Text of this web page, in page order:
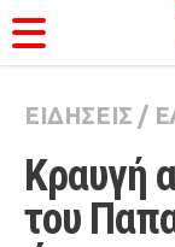
ΚΑΤΗΓΟΡΊΕΣ
Ειδήσεις
Θέματα
ΕΙΔΗΣΕΙΣ /
Κραυγή
του